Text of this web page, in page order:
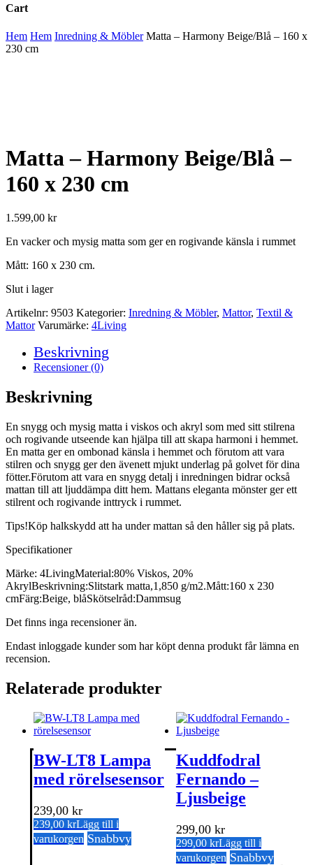
Cart
Close
Cart
Hem Hem Inredning & Möbler Matta – Harmony Beige/Blå – 160 x
230 cm
Matta – Harmony Beige/Blå –
160 x 230 cm
1.599,00 kr
En vacker och mysig matta som ger en rogivande känsla i rummet
Mått: 160 x 230 cm.
Slut i lager
Artikelnr: 9503 Kategorier: Inredning & Möbler, Mattor, Textil &
Mattor Varumärke: 4Living
Beskrivning
Recensioner (0)
Beskrivning
En snygg och mysig matta i viskos och akryl som med sitt stilrena
och rogivande utseende kan hjälpa till att skapa harmoni i hemmet.
En matta ger en ombonad känsla i hemmet och förutom att vara
stilren och snygg ger den ävenett mjukt underlag på golvet för dina
fötter.Förutom att vara en snygg detalj i inredningen bidrar också
mattan till att ljuddämpa ditt hem. Mattans eleganta mönster ger ett
stilrent och rogivande inttryck i rummet.
Tips!Köp halkskydd att ha under mattan så den håller sig på plats.
Specifikationer
Märke: 4LivingMaterial:80% Viskos, 20%
AkrylBeskrivning:Slitstark matta,1,850 g/m2.Mått:160 x 230
cmFärg:Beige, blåSkötselråd:Dammsug
Det finns inga recensioner än.
Endast inloggade kunder som har köpt denna produkt får lämna en
recension.
Relaterade produkter
BW-LT8 Lampa
med rörelsesensor
239,00 kr
239,00 krLägg till i
varukorgen Snabbvy
Kuddfodral
Fernando –
Ljusbeige
299,00 kr
299,00 krLägg till i
varukorgen Snabbvy